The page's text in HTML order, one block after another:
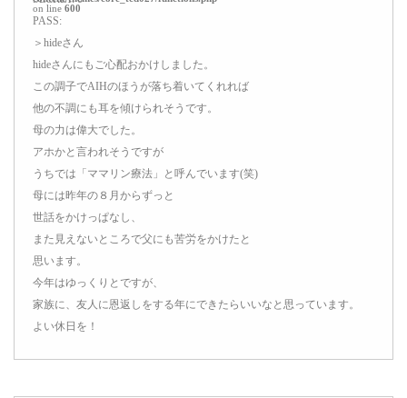
on line 600
PASS:
＞hideさん
hideさんにもご心配おかけしました。
この調子でAIHのほうが落ち着いてくれれば
他の不調にも耳を傾けられそうです。
母の力は偉大でした。
アホかと言われそうですが
うちでは「ママリン療法」と呼んでいます(笑)
母には昨年の８月からずっと
世話をかけっぱなし、
また見えないところで父にも苦労をかけたと
思います。
今年はゆっくりとですが、
家族に、友人に恩返しをする年にできたらいいなと思っています。
よい休日を！